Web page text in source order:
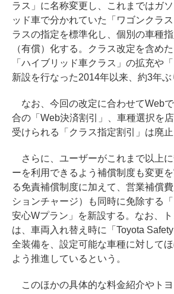
ラス」に名称変更し、これまではガ
ッド車で分かれていた「ワゴンクラ
ラスの指定を標準化し、個別の車種
（有償）化する。クラス改定を含め
「ハイブリッド車クラス」の拡充や
新設を行なった2014年以来、約3年ぶ
なお、今回の改定に合わせてWeb
合の「Web決済割引」、車種選択を
受けられる「クラス指定割引」は廃止
さらに、ユーザーがこれまで以上
ーを利用できるよう補償制度も変更
る免責補償制度に加えて、営業補償
ションチャージ）も同時に免除する
安心Wプラン」を新設する。なお、
は、車両入れ替え時に「Toyota
全装備を、設定可能な車種に対して
よう推進しているという。
このほかの具体的な料金紹介やト